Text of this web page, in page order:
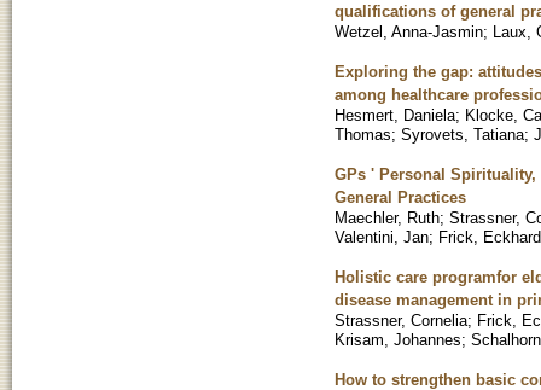
qualifications of general
Wetzel, Anna-Jasmin; Laux,
Exploring the gap:
among healthcare
Hesmert, Daniela; Klocke,
Thomas; Syrovets, Tatiana;
GPs ' Personal
General Practices
Maechler, Ruth; Strassner,
Valentini, Jan; Frick, Eckhard
Holistic care programfor
disease management in
Strassner, Cornelia; Frick,
Krisam, Johannes;
How to strengthen basic